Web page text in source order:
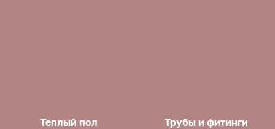
Теплый пол Трубы и фитинги